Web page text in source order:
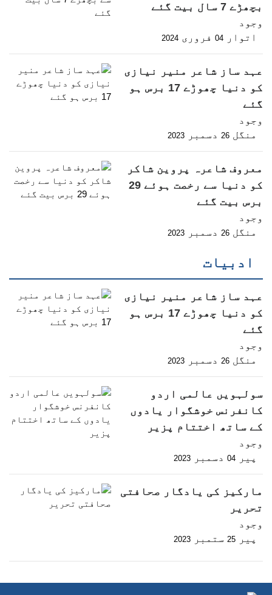
بچھڑے 7 سال بیت گئے
وجود
اتوار 04 فروری 2024
عہد ساز شاعر منیر نیازی
کو دنیا چھوڑے 17 برس ہو
گئے
وجود
منگل 26 دسمبر 2023
معروف شاعرہ پروین شاکر
کو دنیا سے رخصت ہوئے 29
برس بیت گئے
وجود
منگل 26 دسمبر 2023
ادبیات
عہد ساز شاعر منیر نیازی
کو دنیا چھوڑے 17 برس ہو
گئے
وجود
منگل 26 دسمبر 2023
سولہویں عالمی اردو
کانفرنس خوشگوار یادوں
کے ساتھ اختتام پزیر
وجود
پیر 04 دسمبر 2023
مارکیز کی یادگار صحافتی
تحریر
وجود
پیر 25 ستمبر 2023